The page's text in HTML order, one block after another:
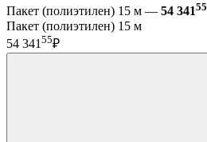
Пакет (полиэтилен) 15 м — 54 34155
Пакет (полиэтилен) 15 м
54 34155₽